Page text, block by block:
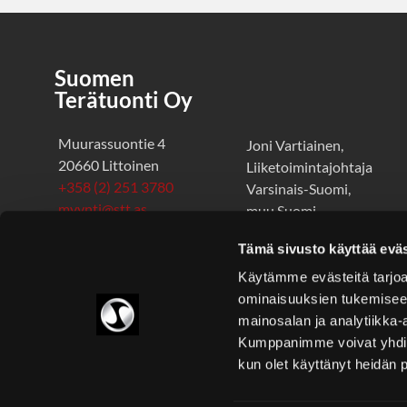
Tämä sivusto käyttää
Käytämme evästeitä
ominaisuuksien
mainosalan ja
Kumppanimme voivat
kun olet käyttänyt heidän
Suomen
Terätuonti Oy
Muurassuontie 4
20660 Littoinen
+358 (2) 251 3780
myynti@stt.as
Joni Vartiainen,
Liiketoimintajohtaja
Varsinais-Suomi,
muu Suomi
joni.vartiainen@stt.as